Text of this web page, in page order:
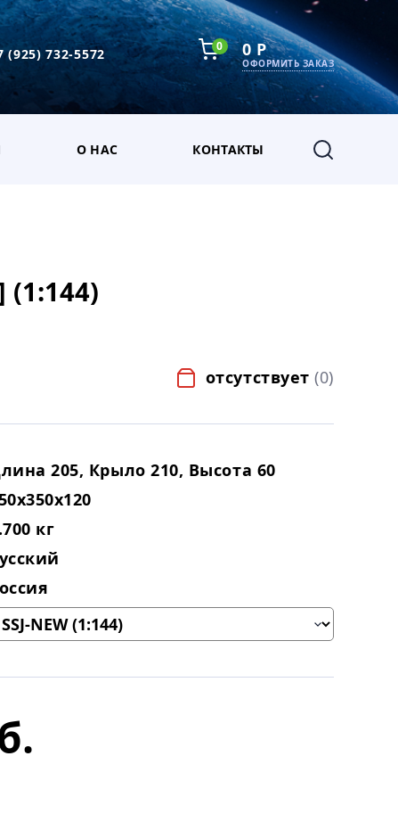
(925) 732-5572 0 0 Р
ОФОРМИТЬ ЗАКАЗ
О НАС КОНТАКТЫ
отсутствует (0)
205, Крыло 210, Высота 60
кг